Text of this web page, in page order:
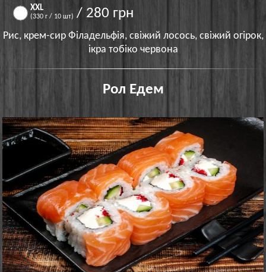
XXL
(330 г / 10 шт) / 280 грн
Рис, крем-сир Філадельфія, свіжий лосось, свіжий огірок,
ікра тобіко червона
Рол Едем